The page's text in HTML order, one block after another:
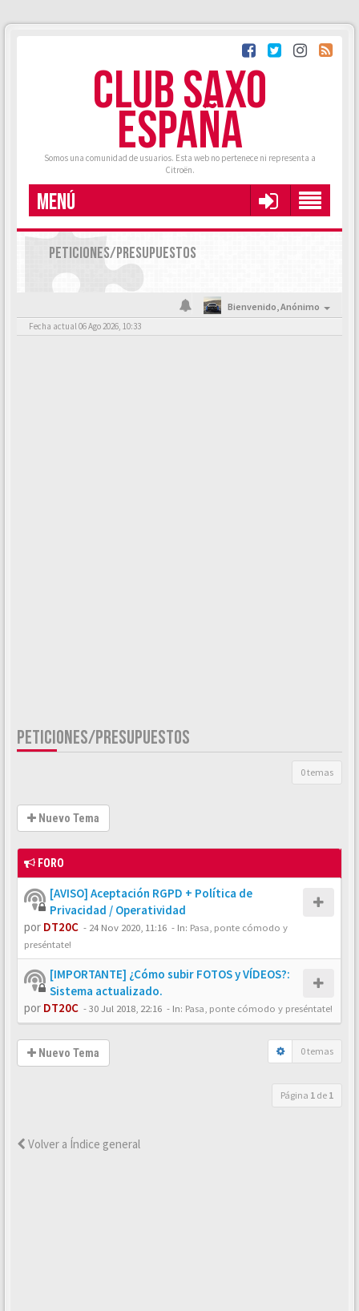
CLUB SAXO
ESPAÑA
Somos una comunidad de usuarios. Esta web no pertenece ni representa a
Citroën.
MENÚ
PETICIONES/PRESUPUESTOS
Bienvenido,Anónimo
Fecha actual 06 Ago 2026, 10:33
PETICIONES/PRESUPUESTOS
0 temas
Nuevo Tema
FORO
[AVISO] Aceptación RGPD + Política de
Privacidad / Operatividad
por DT20C - 24 Nov 2020, 11:16 - In: Pasa, ponte cómodo y
preséntate!
[IMPORTANTE] ¿Cómo subir FOTOS y VÍDEOS?:
Sistema actualizado.
por DT20C -30 Jul 2018, 22:16 - In: Pasa, ponte cómodo y preséntate!
Nuevo Tema 0 temas
Página 1 de 1
Volver a Índice general